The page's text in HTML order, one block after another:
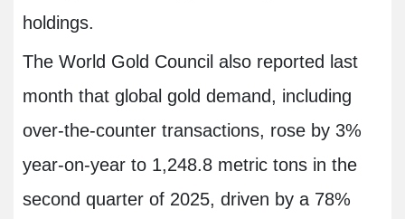
holdings.
The World Gold Council also reported last
month that global gold demand, including
over-the-counter transactions, rose by 3%
year-on-year to 1,248.8 metric tons in the
second quarter of 2025, driven by a 78%